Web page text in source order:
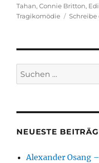
am
Tahan,Connie Britton,
Tragikomödie
Suchen
nach:
NEUESTE
Alexander Osang